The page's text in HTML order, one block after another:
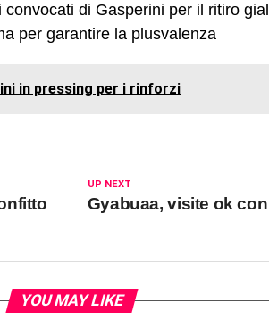
convocati di Gasperini per il ritiro
per garantire la plusvalenza
in pressing per i rinforzi
UP NEXT
Gyabuaa, visite ok
YOU MAY LIKE